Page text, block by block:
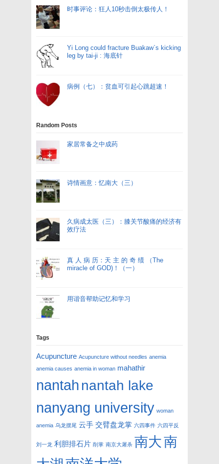
时事评论：狂人10秒击倒太极传人！
Yi Long could fracture Buakaw`s kicking
leg by tai-ji : 海底针
病例（七）：贫血可引起心跳超速！
Random Posts
家居常备之中成药
诗情画意：忆南大（三）
久病成太医（三）：膝关节酸痛的经济有
效疗法
真 人 病 历：天 主 的 奇 绩 （The
miracle of GOD)！（一）
用谐音帮助记忆和学习
Tags
Acupuncture Acupuncture without needles anemia
anemia causes anemia in woman mahathir
nantahnantah lake
nanyang university woman
anemia 乌龙摆尾 云手 交臂盘龙掌 六四事件 六四平反
刘一龙 利胆排石片 削掌 南京大屠杀 南大南